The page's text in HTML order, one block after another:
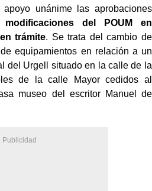
apoyo unánime las aprobaciones
modificaciones del POUM en
trámite. Se trata del cambio de
equipamientos en relación a un
del Urgell situado en la calle de la
de la calle Mayor cedidos al
museo del escritor Manuel de